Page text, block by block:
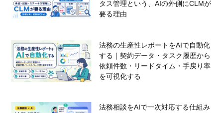
タス管理という、AIの外側にCLMが
要る理由
法務の生産性レポートをAIで自動化
する｜契約データ・タスク履歴から
依頼件数・リードタイム・手戻り率
を可視化する
法務相談をAIで一次対応する仕組み